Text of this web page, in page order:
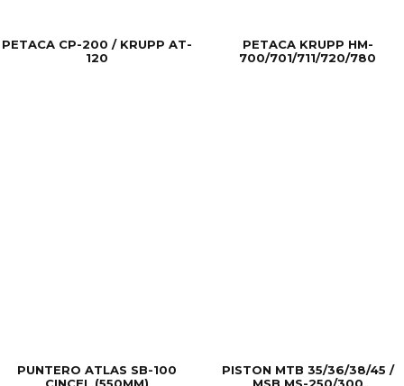
PETACA CP-200 / KRUPP AT-
120
PETACA KRUPP HM-
700/701/711/720/780
PUNTERO ATLAS SB-100
PISTON MTB 35/36/38/45 /